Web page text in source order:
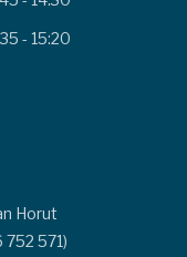
- 15:20
Horut
571)